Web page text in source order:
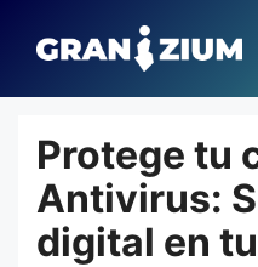
para
conteúdo
Protege tu
Antivirus:
digital en